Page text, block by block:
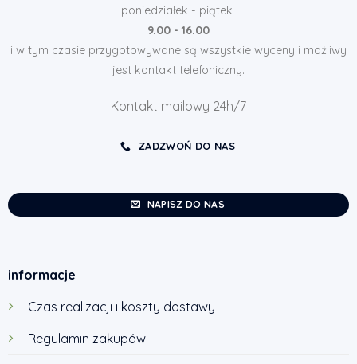
poniedziałek - piątek
9.00 - 16.00
i w tym czasie przygotowywane są wszystkie wyceny i możliwy
jest kontakt telefoniczny.
Kontakt mailowy 24h/7
ZADZWOŃ DO NAS
NAPISZ DO NAS
informacje
Czas realizacji i koszty dostawy
Regulamin zakupów